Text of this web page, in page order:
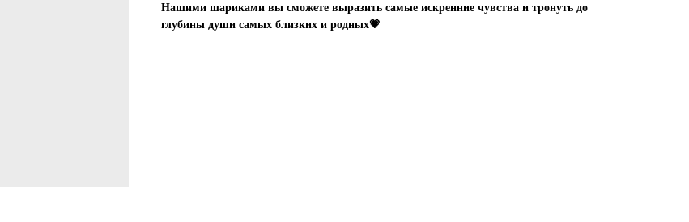
Нашими шариками вы сможете выразить самые искренние чувства и тронуть до
глубины души самых близких и родных💗